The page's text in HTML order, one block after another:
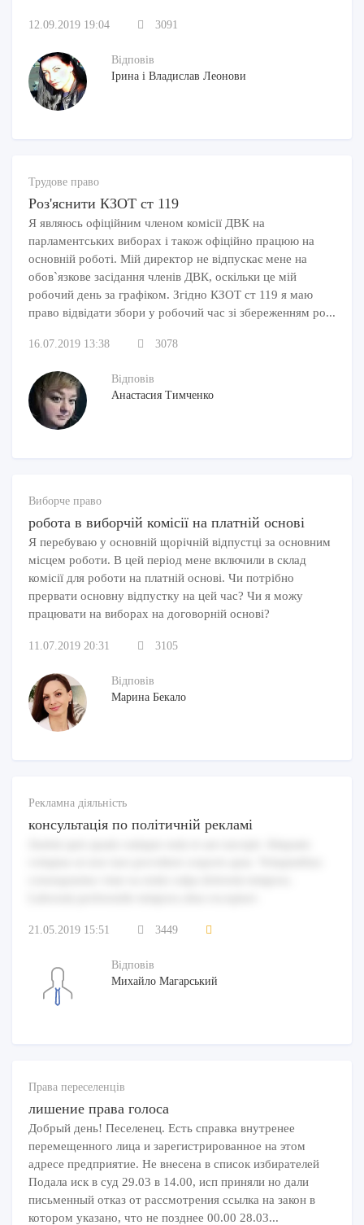
12.09.2019 19:04 3091
Відповів
Ірина і Владислав Леонови
Трудове право
Роз'яснити КЗОТ ст 119
Я являюсь офіційним членом комісії ДВК на
парламентських виборах і також офіційно працюю на
основній роботі. Мій директор не відпускає мене на
обов`язкове засідання членів ДВК, оскільки це мій
робочий день за графіком. Згідно КЗОТ ст 119 я маю
право відвідати збори у робочий час зі збереженням ро...
16.07.2019 13:38 3078
Відповів
Анастасия Тимченко
Виборче право
робота в виборчій комісії на платній основі
Я перебуваю у основній щорічній відпустці за основним
місцем роботи. В цей період мене включили в склад
комісії для роботи на платній основі. Чи потрібно
прервати основну відпустку на цей час? Чи я можу
працювати на виборах на договорній основі?
11.07.2019 20:31 3105
Відповів
Марина Бекало
Рекламна діяльність
консультація по політичній рекламі
21.05.2019 15:51 3449
Відповів
Михайло Магарський
Права переселенців
лишение права голоса
Добрый день! Песеленец. Есть справка внутренее
перемещенного лица и зарегистрированное на этом
адресе предприятие. Не внесена в список избирателей
Подала иск в суд 29.03 в 14.00, исп приняли но дали
письменный отказ от рассмотрения ссылка на закон в
котором указано, что не позднее 00.00 28.03...